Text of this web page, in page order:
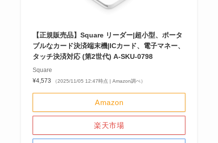
【正規販売品】Square リーダー|超小型、ポータ
ブルなカード決済端末機|ICカード、電子マネー、
タッチ決済対応 (第2世代) A-SKU-0798
Square
¥4,573
（2025/11/05 12:47時点 | Amazon調べ）
Amazon
楽天市場